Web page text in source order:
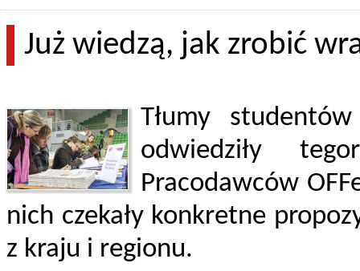
Już wiedzą, jak zrobić
Tłumy
odwiedziły
Pracodawców
nich czekały konkretne
z kraju i regionu.